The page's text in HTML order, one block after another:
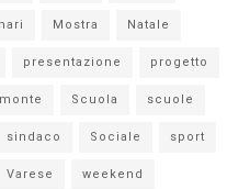
Mostra Natale
presentazione progetto
Scuola scuole
sindaco Sociale sport
Varese weekend